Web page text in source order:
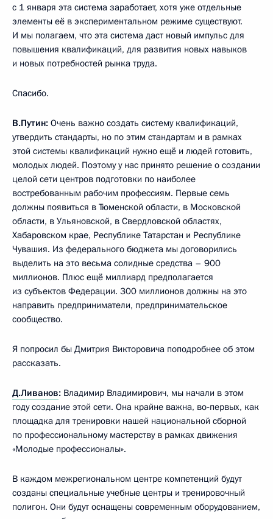
с 1 января эта система заработает, хотя уже отдельные
элементы её в экспериментальном режиме существуют.
И мы полагаем, что эта система даст новый импульс для
повышения квалификаций, для развития новых навыков
и новых потребностей рынка труда.
Спасибо.
В.Путин: Очень важно создать систему квалификаций,
утвердить стандарты, но по этим стандартам и в рамках
этой системы квалификаций нужно ещё и людей готовить,
молодых людей. Поэтому у нас принято решение о создании
целой сети центров подготовки по наиболее
востребованным рабочим профессиям. Первые семь
должны появиться в Тюменской области, в Московской
области, в Ульяновской, в Свердловской областях,
Хабаровском крае, Республике Татарстан и Республике
Чувашия. Из федерального бюджета мы договорились
выделить на это весьма солидные средства – 900
миллионов. Плюс ещё миллиард предполагается
из субъектов Федерации. 300 миллионов должны на это
направить предприниматели, предпринимательское
сообщество.
Я попросил бы Дмитрия Викторовича поподробнее об этом
рассказать.
Д.Ливанов: Владимир Владимирович, мы начали в этом
году создание этой сети. Она крайне важна, во‑первых, как
площадка для тренировки нашей национальной сборной
по профессиональному мастерству в рамках движения
«Молодые профессионалы».
В каждом межрегиональном центре компетенций будут
созданы специальные учебные центры и тренировочный
полигон. Они будут оснащены современным оборудованием,